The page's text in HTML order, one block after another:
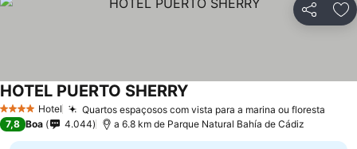
Partilhar
4 EstrelasHotel Quartos espaçosos com vista para a marina ou floresta
HOTEL PUERTO SHERRY
7,8 Boa 4.044 a 6.8 km de Parque Natural Bahía de Cádiz